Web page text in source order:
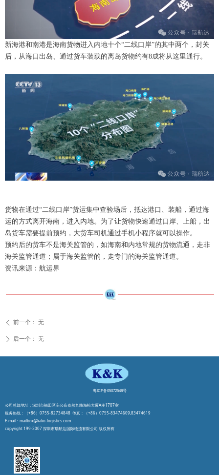
新海港和南港是海南货物进入内地十个“二线口岸”的其中两个，封关
后，从海口出岛、通过货车装载的离岛货物约有8成将从这里通行。
货物在通过“二线口岸”货运集中查验场后，抵达港口、装船，通过海
运的方式离开海南，进入内地。为了让货物快速通过口岸、上船，出
岛货车需要提前预约，大货车司机通过手机小程序就可以操作。
预约后的货车不是海关监管的，如海南和内地常规的货物流通，走非
海关监管通道；属于海关监管的，走专门的海关监管通道。
资讯来源：航运界
ꄴ 前一个： 无
ꄲ 后一个： 无
公司总部地址：深圳市福田区车公庙泰然九路海松大厦A座1707室
服务热线：（+86）0755-82734848 传真：（+86）0755-83474609,83474619
E-mail：mailbox@kako-logistics.com
copyright 199-2007 深圳市瑞航达国际物流有限公司 版权所有
粤ICP备05072548号